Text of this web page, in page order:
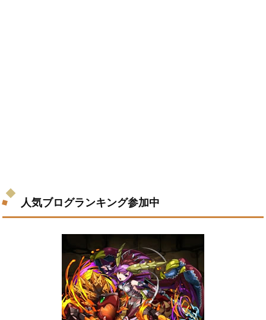
人気ブログランキング参加中